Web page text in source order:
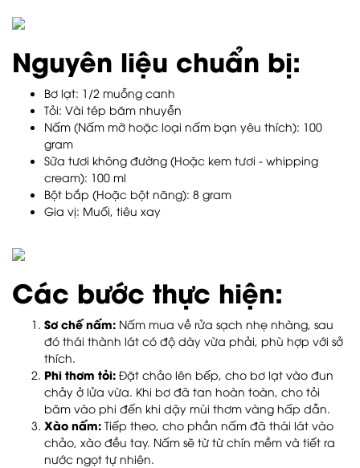
Nguyên liệu chuẩn bị:
Bơ lạt: 1/2 muỗng canh
Tỏi: Vài tép băm nhuyễn
Nấm (Nấm mỡ hoặc loại nấm bạn yêu thích): 100
gram
Sữa tươi không đường (Hoặc kem tươi - whipping
cream): 100 ml
Bột bắp (Hoặc bột năng): 8 gram
Gia vị: Muối, tiêu xay
Các bước thực hiện:
Sơ chế nấm: Nấm mua về rửa sạch nhẹ nhàng, sau
đó thái thành lát có độ dày vừa phải, phù hợp với sở
thích.
Phi thơm tỏi: Đặt chảo lên bếp, cho bơ lạt vào đun
chảy ở lửa vừa. Khi bơ đã tan hoàn toàn, cho tỏi
băm vào phi đến khi dậy mùi thơm vàng hấp dẫn.
Xào nấm: Tiếp theo, cho phần nấm đã thái lát vào
chảo, xào đều tay. Nấm sẽ từ từ chín mềm và tiết ra
nước ngọt tự nhiên.